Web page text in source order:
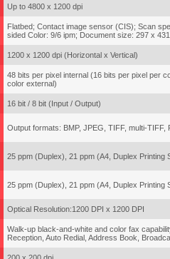
Up to 4800 x 1200 dpi
Flatbed; Contact image sensor (CIS); Scan
sided Color: 9/6 ipm; Document size: 297 x
1200 x 1200 dpi (Horizontal x Vertical)
48 bits per pixel internal (16 bits per pixel per
color external)
16 bit / 8 bit (Input / Output)
Output formats: BMP, JPEG, TIFF, multi-TIFF,
25 ppm (Duplex), 21 ppm (A4, Duplex Printing
25 ppm (Duplex), 21 ppm (A4, Duplex Printing
Optical Resolution:1200 DPI x 1200 DPI
Walk-up black-and-white and color fax
Reception, Auto Redial, Address Book,